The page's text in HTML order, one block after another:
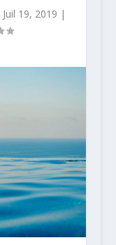
Juil 19, 2019 |